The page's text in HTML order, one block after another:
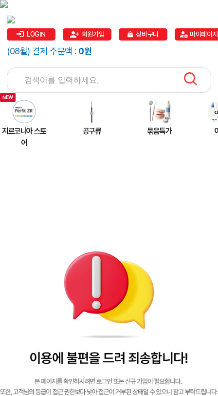
LOGIN 회원가입 장바구니 마이페이지
(08월) 결제 주문액 : 0원
지르코니아 스토
어
공구류 묶음특가